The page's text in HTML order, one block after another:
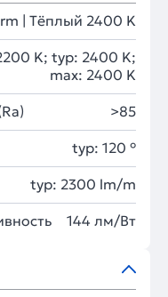
| Тёплый 2400 K
K; typ: 2400 K;
max: 2400 K
>85
typ: 120 °
typ: 2300 lm/m
144 лм/Вт